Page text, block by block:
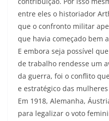
entre eles o historiador
que o confronto militar
que havia começado bem
E embora seja possível
de trabalho rendesse um
da guerra, foi o conflito
e estratégico das
Em 1918, Alemanha,
para legalizar o voto